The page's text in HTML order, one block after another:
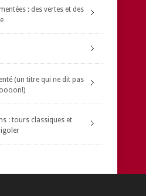
: des vertes et des
(un titre qui ne dit pas
: tours classiques et